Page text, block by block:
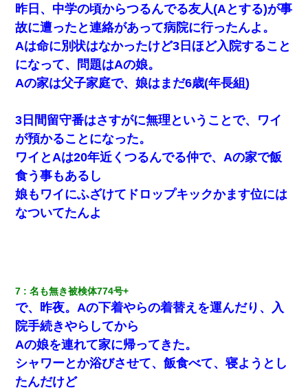
200万を貸したコウトから、追加で400万の申し込み、私「無理。
義弟より娘たちが大事」旦那「娘たちが成人したら別れよう」私
（は？）
裁判官「お互いに最後に言いたいことはありますか」バカ夫
「…」A「夫を一発殴らせてほしい」裁判官「どうぞ」
嫁「本当に身に覚えがない」「なにかの間違いだ！取り違え
だ！」→ 嫁「あっ」
同じマンションに住んでる女性が鍵をわかりやすいところに隠し
ている事に気づいた俺「忍びこんでみよう！」→ 結果
嫁が涙声で『会いたいね』とか言っているのが聞こえた。俺「こ
んな時間に誰と電話してんの？」嫁「ごめんなさい…！（大号
で両親に全部話した。
【報告者がキチ】嫁「妊娠した」俺『それじゃあ皆に祝ってもら
おう』友人達を家に連れ帰ってホームパーティー→俺『皆に祝え
てもらえて良かったな！』→
ワイ144kg彼女98kgデブカップル、1年間毎日行為しまくった結
果
昨日、中学の頃からつるんでる友人(Aとする)が事
故に遭ったと連絡があって病院に行ったんよ。
Aは命に別状はなかったけど3日ほど入院すること
になって、問題はAの娘。
Aの家は父子家庭で、娘はまだ6歳(年長組)
3日間留守番はさすがに無理ということで、ワイ
が預かることになった。
ワイとAは20年近くつるんでる仲で、Aの家で飯
食う事もあるし
娘もワイにふざけてドロップキックかます位には
なついてたんよ
7 名も無き被検体774号+
で、昨夜。Aの下着やらの着替えを運んだり、入
院手続きやらしてから
Aの娘を連れて家に帰ってきた。
シャワーとか浴びさせて、飯食べて、寝ようとし
たんだけど